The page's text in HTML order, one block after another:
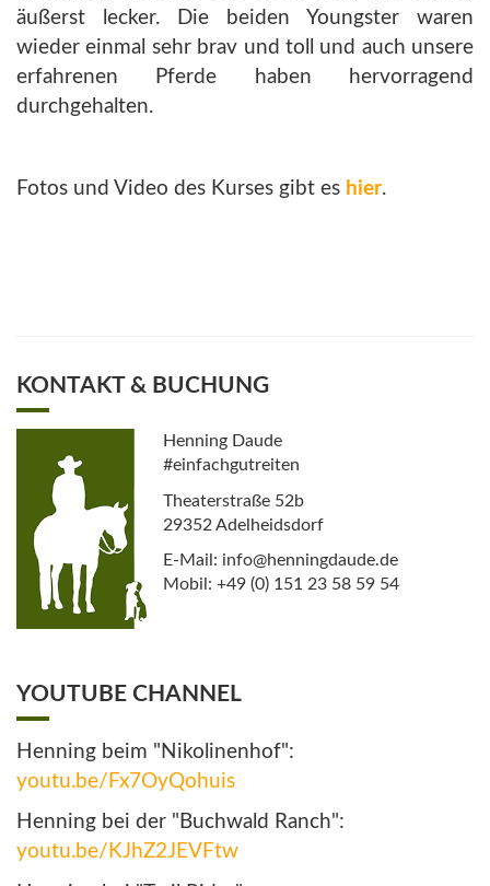
äußerst lecker. Die beiden Youngster waren
wieder einmal sehr brav und toll und auch unsere
erfahrenen Pferde haben hervorragend
durchgehalten.
Fotos und Video des Kurses gibt es hier.
KONTAKT & BUCHUNG
Henning Daude
#einfachgutreiten
Theaterstraße 52b
29352 Adelheidsdorf
E-Mail: info@henningdaude.de
Mobil: +49 (0) 151 23 58 59 54
YOUTUBE CHANNEL
Henning beim "Nikolinenhof":
youtu.be/Fx7OyQohuis
Henning bei der "Buchwald Ranch":
youtu.be/KJhZ2JEVFtw